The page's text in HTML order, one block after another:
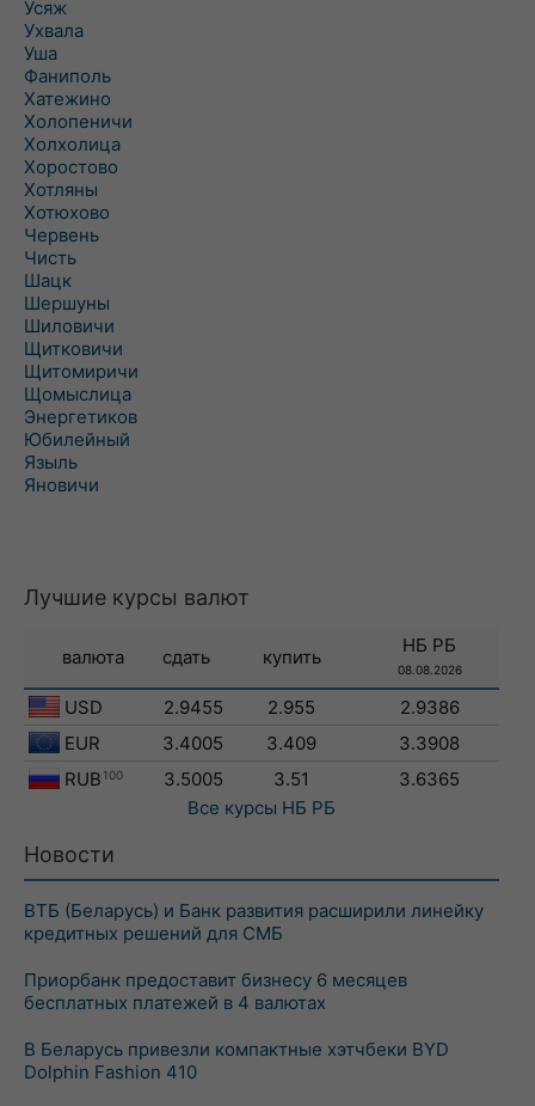
Усяж
Ухвала
Уша
Фаниполь
Хатежино
Холопеничи
Холхолица
Хоростово
Хотляны
Хотюхово
Червень
Чисть
Шацк
Шершуны
Шиловичи
Щитковичи
Щитомиричи
Щомыслица
Энергетиков
Юбилейный
Языль
Яновичи
Лучшие курсы валют
валюта сдать купить
НБ РБ
08.08.2026
USD 2.9455 2.955
2.9386
EUR
3.4005 3.409
3.3908
RUB 100 3.5005 3.51
3.6365
Все курсы НБ РБ
Новости
ВТБ (Беларусь) и Банк развития расширили линейку
кредитных решений для СМБ
Приорбанк предоставит бизнесу 6 месяцев
бесплатных платежей в 4 валютах
В Беларусь привезли компактные хэтчбеки BYD
Dolphin Fashion 410